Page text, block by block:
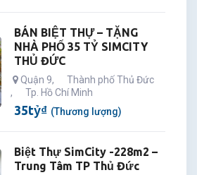
BÁN BIỆT THỰ – TẶNG
NHÀ PHỐ 35 TỶ SIMCITY
THỦ ĐỨC
Quận 9,
Thành phố Thủ Đức
,
Tp. Hồ Chí Minh
35tỷ₫ (Thương lượng)
Biệt Thự SimCity -228m2 –
Trung Tâm TP Thủ Đức